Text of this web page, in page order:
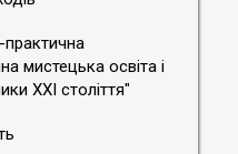
мистецька освіта і
ХХІ століття"